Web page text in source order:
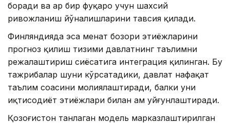
боради ва ҳар бир фуқаро учун шахсий
ривожланиш йўналишларини тавсия қилади.
Финляндияда эса меҳнат бозори эҳтиёжларини
прогноз қилиш тизими давлатнинг таълимни
режалаштириш сиёсатига интеграция қилинган. Бу
тажрибалар шуни кўрсатадики, давлат нафақат
таълим соҳасини молиялаштиради, балки уни
иқтисодиёт эҳтиёжлари билан ҳам уйғунлаштиради.
Қозоғистон танлаган модель марказлаштирилган